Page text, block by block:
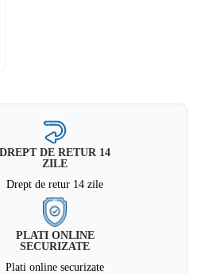
DREPT DE RETUR 14
ZILE
Drept de retur 14 zile
PLATI ONLINE
SECURIZATE
Plati online securizate